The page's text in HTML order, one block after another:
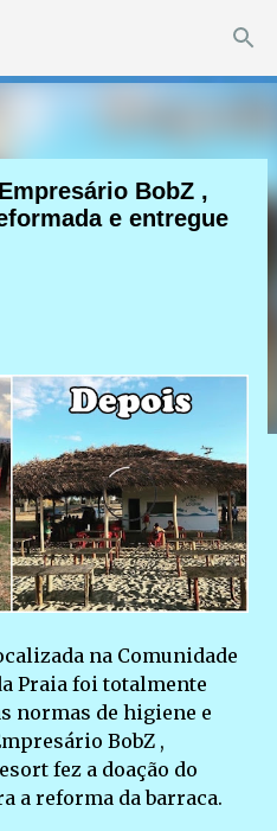
principal
BobZ ,
e entregue
na Comunidade
Praia foi totalmente
normas de higiene e
BobZ ,
fez a doação do
a reforma da barraca.